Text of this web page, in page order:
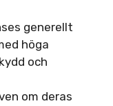
generellt
höga
och
om deras